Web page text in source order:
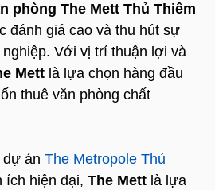
phòng The Mett Thủ Thiêm
đánh giá cao và thu hút sự
Với vị trí thuận lợi và
Mett là lựa chọn hàng đầu
thuê văn phòng chất
án The Metropole Thủ
ích hiện đại, The Mett là lựa